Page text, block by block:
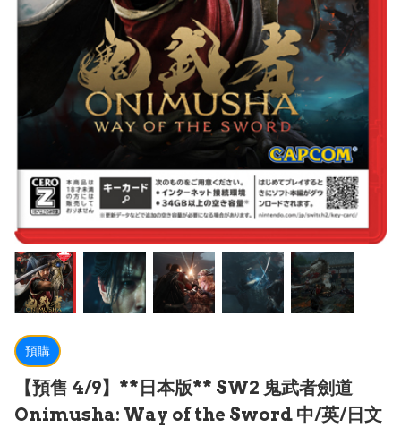
預購
【預售 4/9】**日本版** SW2 鬼武者劍道
Onimusha: Way of the Sword 中/英/日文